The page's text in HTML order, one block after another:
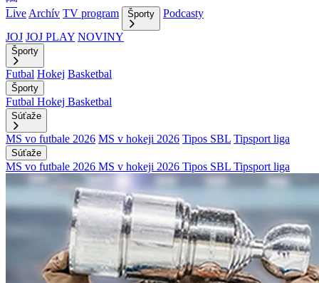
Live Archív TV program Športy
Podcasty
JOJ JOJ PLAY NOVINY
Športy
Futbal Hokej Basketbal
Športy
Futbal Hokej Basketbal
Súťaže
MS vo futbale 2026 MS v hokeji 2026 Tipos SBL Tipsport liga
Súťaže
MS vo futbale 2026 MS v hokeji 2026 Tipos SBL Tipsport liga